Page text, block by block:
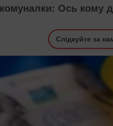
комуналки: Ось кому
Слідкуйте за